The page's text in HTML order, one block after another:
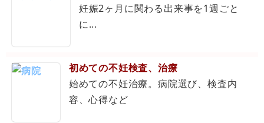
妊娠2ヶ月に関わる出来事を1週ごと
に...
初めての不妊検査、治療
始めての不妊治療。病院選び、検査内
容、心得など